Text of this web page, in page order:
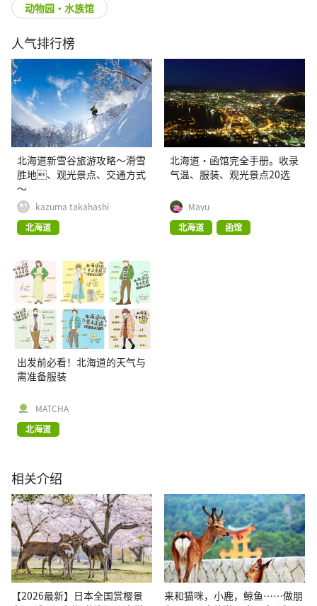
动物园・水族馆
人气排行榜
北海道新雪谷旅游攻略〜滑雪
胜地、观光景点、交通方式
〜
kazuma takahashi
北海道
北海道・函馆完全手册。收录
气温、服装、观光景点20选
Mayu
北海道
函馆
出发前必看！北海道的天气与
需准备服装
MATCHA
北海道
相关介绍
【2026最新】日本全国赏樱景
来和猫咪，小鹿，鲸鱼……做朋